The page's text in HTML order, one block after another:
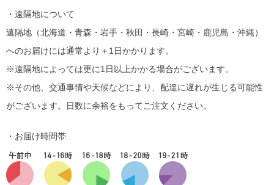
・遠隔地について
遠隔地（北海道・青森・岩手・秋田・長崎・宮崎・鹿児島・沖縄）
へのお届けには通常より＋1日かかります。
※遠隔地によっては更に1日以上かかる場合がございます。
※その他、交通事情や天候などにより、配達に遅れが生じる可能性
がございます。日数に余裕をもってご注文ください。
・お届け時間帯